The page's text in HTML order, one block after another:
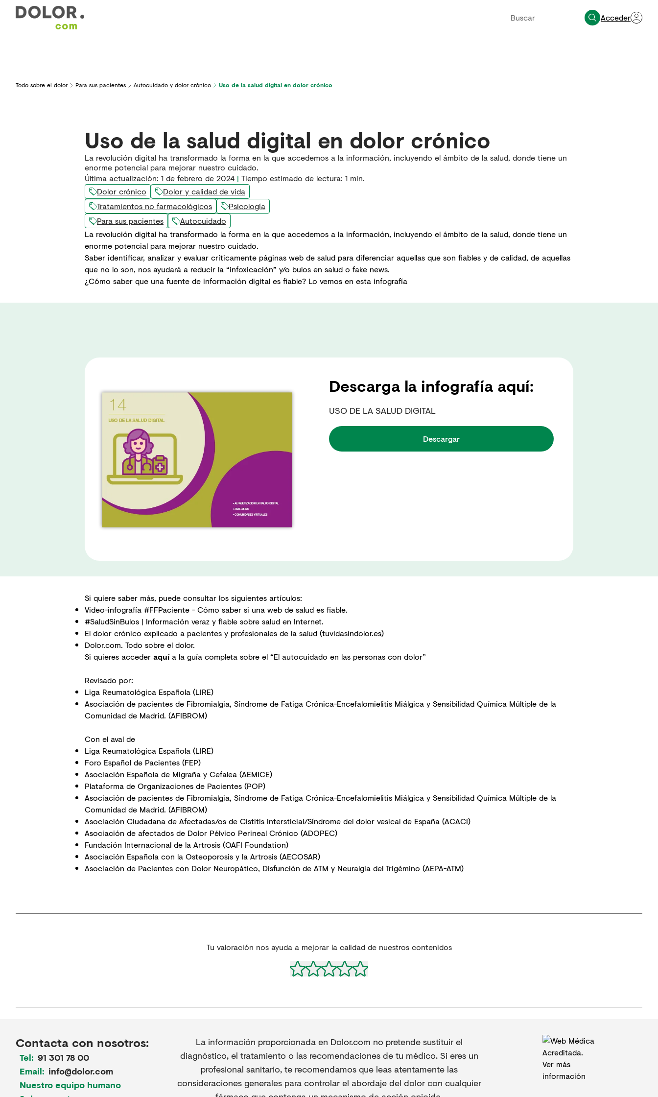
Acceder
Todo sobre el dolor Para sus pacientes Autocuidado y dolor crónico Uso de la salud digital en dolor crónico
Uso de la salud digital en dolor crónico
La revolución digital ha transformado la forma en la que accedemos a la información, incluyendo el ámbito de la salud, donde tiene un
enorme potencial para mejorar nuestro cuidado.
Última actualización: 1 de febrero de 2024 | Tiempo estimado de lectura: 1 min.
Dolor crónico
Dolor y calidad de vida
Tratamientos no farmacológicos
Psicología
Para sus pacientes
Autocuidado
La revolución digital ha transformado la forma en la que accedemos a la información, incluyendo el ámbito de la salud, donde tiene un
enorme potencial para mejorar nuestro cuidado.
Saber identificar, analizar y evaluar críticamente páginas web de salud para diferenciar aquellas que son fiables y de calidad, de aquellas
que no lo son, nos ayudará a reducir la “infoxicación” y/o bulos en salud o fake news.
¿Cómo saber que una fuente de información digital es fiable? Lo vemos en esta infografía
Descarga la infografía aquí:
USO DE LA SALUD DIGITAL
Descargar
Si quiere saber más, puede consultar los siguientes artículos:
Video-infografía #FFPaciente - Cómo saber si una web de salud es fiable.
#SaludSinBulos | Información veraz y fiable sobre salud en Internet.
El dolor crónico explicado a pacientes y profesionales de la salud (tuvidasindolor.es)
Dolor.com. Todo sobre el dolor.
Si quieres acceder aquía la guía completa sobre el “El autocuidado en las personas con dolor”
Revisado por:
Liga Reumatológica Española (LIRE)
Asociación de pacientes de Fibromialgia, Síndrome de Fatiga Crónica-Encefalomielitis Miálgica y Sensibilidad Química Múltiple de la
Comunidad de Madrid. (AFIBROM)
Con el aval de
Liga Reumatológica Española (LIRE)
Foro Español de Pacientes (FEP)
Asociación Española de Migraña y Cefalea (AEMICE)
Plataforma de Organizaciones de Pacientes (POP)
Asociación de pacientes de Fibromialgia, Síndrome de Fatiga Crónica-Encefalomielitis Miálgica y Sensibilidad Química Múltiple de la
Comunidad de Madrid. (AFIBROM)
Asociación Ciudadana de Afectadas/os de Cistitis Intersticial/Síndrome del dolor vesical de España (ACACI)
Asociación de afectados de Dolor Pélvico Perineal Crónico (ADOPEC)
Fundación Internacional de la Artrosis (OAFI Foundation)
Asociación Española con la Osteoporosis y la Artrosis (AECOSAR)
Asociación de Pacientes con Dolor Neuropático, Disfunción de ATM y Neuralgia del Trigémino (AEPA-ATM)
Tu valoración nos ayuda a mejorar la calidad de nuestros contenidos
Contacta con nosotros:
Tel: 91 301 78 00
Email: info@dolor.com
Nuestro equipo humano
La información proporcionada en Dolor.com no pretende sustituir el
diagnóstico, el tratamiento o las recomendaciones de tu médico. Si eres un
profesional sanitario, te recomendamos que leas atentamente las
consideraciones generales para controlar el abordaje del dolor con cualquier